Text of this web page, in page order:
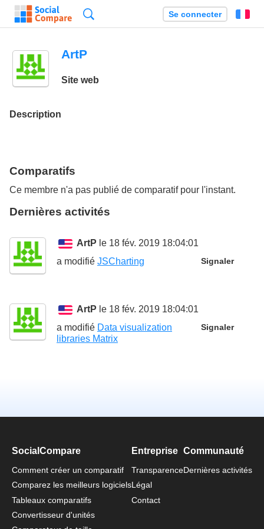
Se connecter
ArtP
Site web
Description
Comparatifs
Ce membre n'a pas publié de comparatif pour l'instant.
Dernières activités
ArtP le 18 fév. 2019 18:04:01
Signaler
a modifié JSCharting
ArtP le 18 fév. 2019 18:04:01
Signaler
a modifié Data visualization
libraries Matrix
SocialCompare
Comment créer un comparatif
Comparez les meilleurs logiciels
Tableaux comparatifs
Convertisseur d'unités
Entreprise
Transparence
Légal
Contact
Communauté
Dernières activités